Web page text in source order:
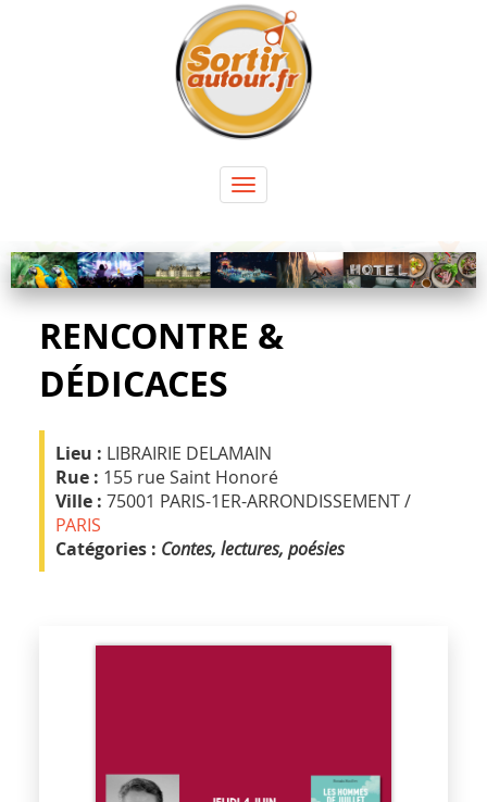
Toggle
navigation
RENCONTRE &
DÉDICACES
Lieu : LIBRAIRIE DELAMAIN
Rue : 155 rue Saint Honoré
Ville : 75001 PARIS-1ER-ARRONDISSEMENT /
PARIS
Catégories : Contes, lectures, poésies
Panneau de gestion des cookies